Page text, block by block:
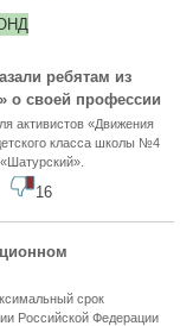
ребятам из
о своей профессии
активистов «Движения
класса школы №4
16
срок
Российской Федерации